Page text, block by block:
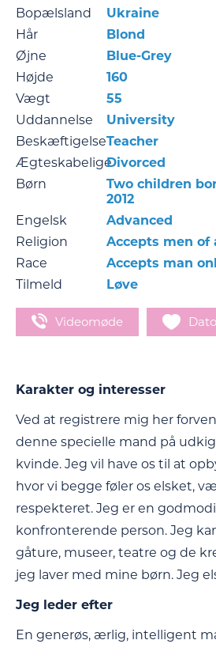
Bopælsland
Ukraine
Hår
Blond
Øjne
Blue-Grey
Højde
160
Vægt
55
Uddannelse
University
BeskæftigelseTeacher
ÆgteskabeligeDivorced
Børn
Two children
2012
Engelsk
Advanced
Religion
Accepts men of
Race
Accepts man
Tilmeld
Løve
Videomøde
Karakter og interesser
Ved at registrere mig her
denne specielle mand på
kvinde. Jeg vil have os til at
hvor vi begge føler os elsket,
respekteret. Jeg er en
konfronterende person. Jeg
gåture, museer, teatre og de
jeg laver med mine børn. Jeg
Jeg leder efter
En generøs, ærlig, intelligent